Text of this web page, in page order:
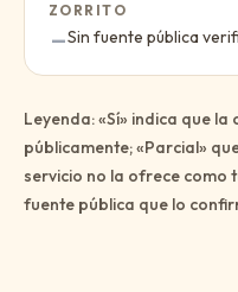
ZORRITO
—Sin dato público:
Sin fuente pública
Leyenda: «Sí» indica que
públicamente; «Parcial»
servicio no la ofrece como
fuente pública que lo